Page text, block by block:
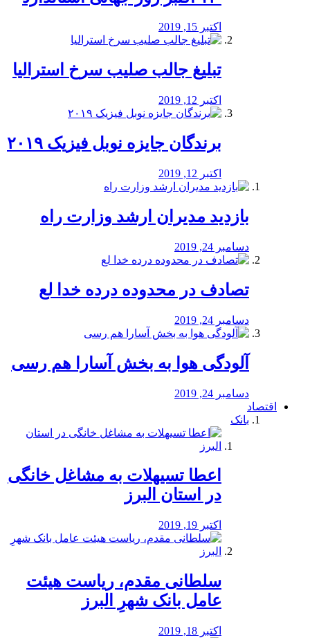
اکتبر 15, 2019
تبلیغ جالب صلیب سرخ استرالیا
اکتبر 12, 2019
برندگان جایزه نوبل فیزیک ۲۰۱۹
اکتبر 12, 2019
بازدید مدیران ارشد وزارت راه
دسامبر 24, 2019
تصادف در محدوده درده خدا لع
دسامبر 24, 2019
آلودگی هوا به بخش آسارا هم رسی
دسامبر 24, 2019
اقتصاد
بانک
️اعطا تسیهلات به مشاغل خانگی
در استان البرز
اکتبر 19, 2019
سلطانی مقدم، ریاست هیئت
عامل بانک شهرِ البرز
اکتبر 18, 2019